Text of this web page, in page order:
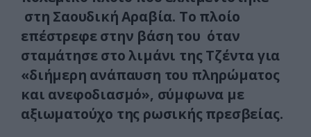
στη Σαουδική Αραβία. Το πλοίο
επέστρεφε στην βάση του όταν
σταμάτησε στο λιμάνι της Τζέντα για
«διήμερη ανάπαυση του πληρώματος
και ανεφοδιασμό», σύμφωνα με
αξιωματούχο της ρωσικής πρεσβείας.